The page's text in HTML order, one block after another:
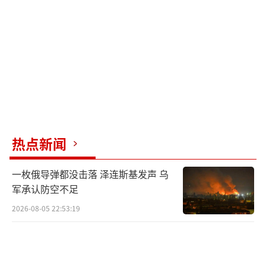
热点新闻
一枚俄导弹都没击落 泽连斯基发声 乌
军承认防空不足
2026-08-05 22:53:19